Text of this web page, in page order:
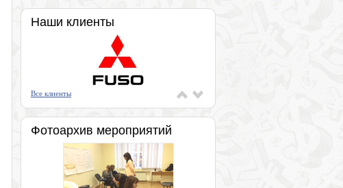
Наши клиенты
Все клиенты
Фотоархив мероприятий